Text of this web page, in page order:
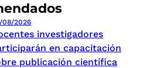
08/2026
investigadores
en capacitación
publicación científica